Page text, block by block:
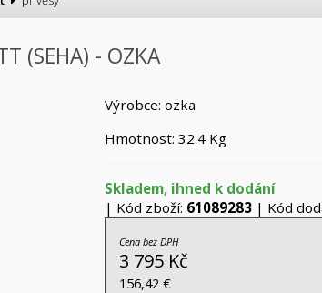
(SEHA) - OZKA
Výrobce: ozka
Hmotnost: 32.4 Kg
Skladem, ihned k dodání
| Kód zboží: 61089283| Kód
Cena bez DPH
3 795 Kč
156,42 €